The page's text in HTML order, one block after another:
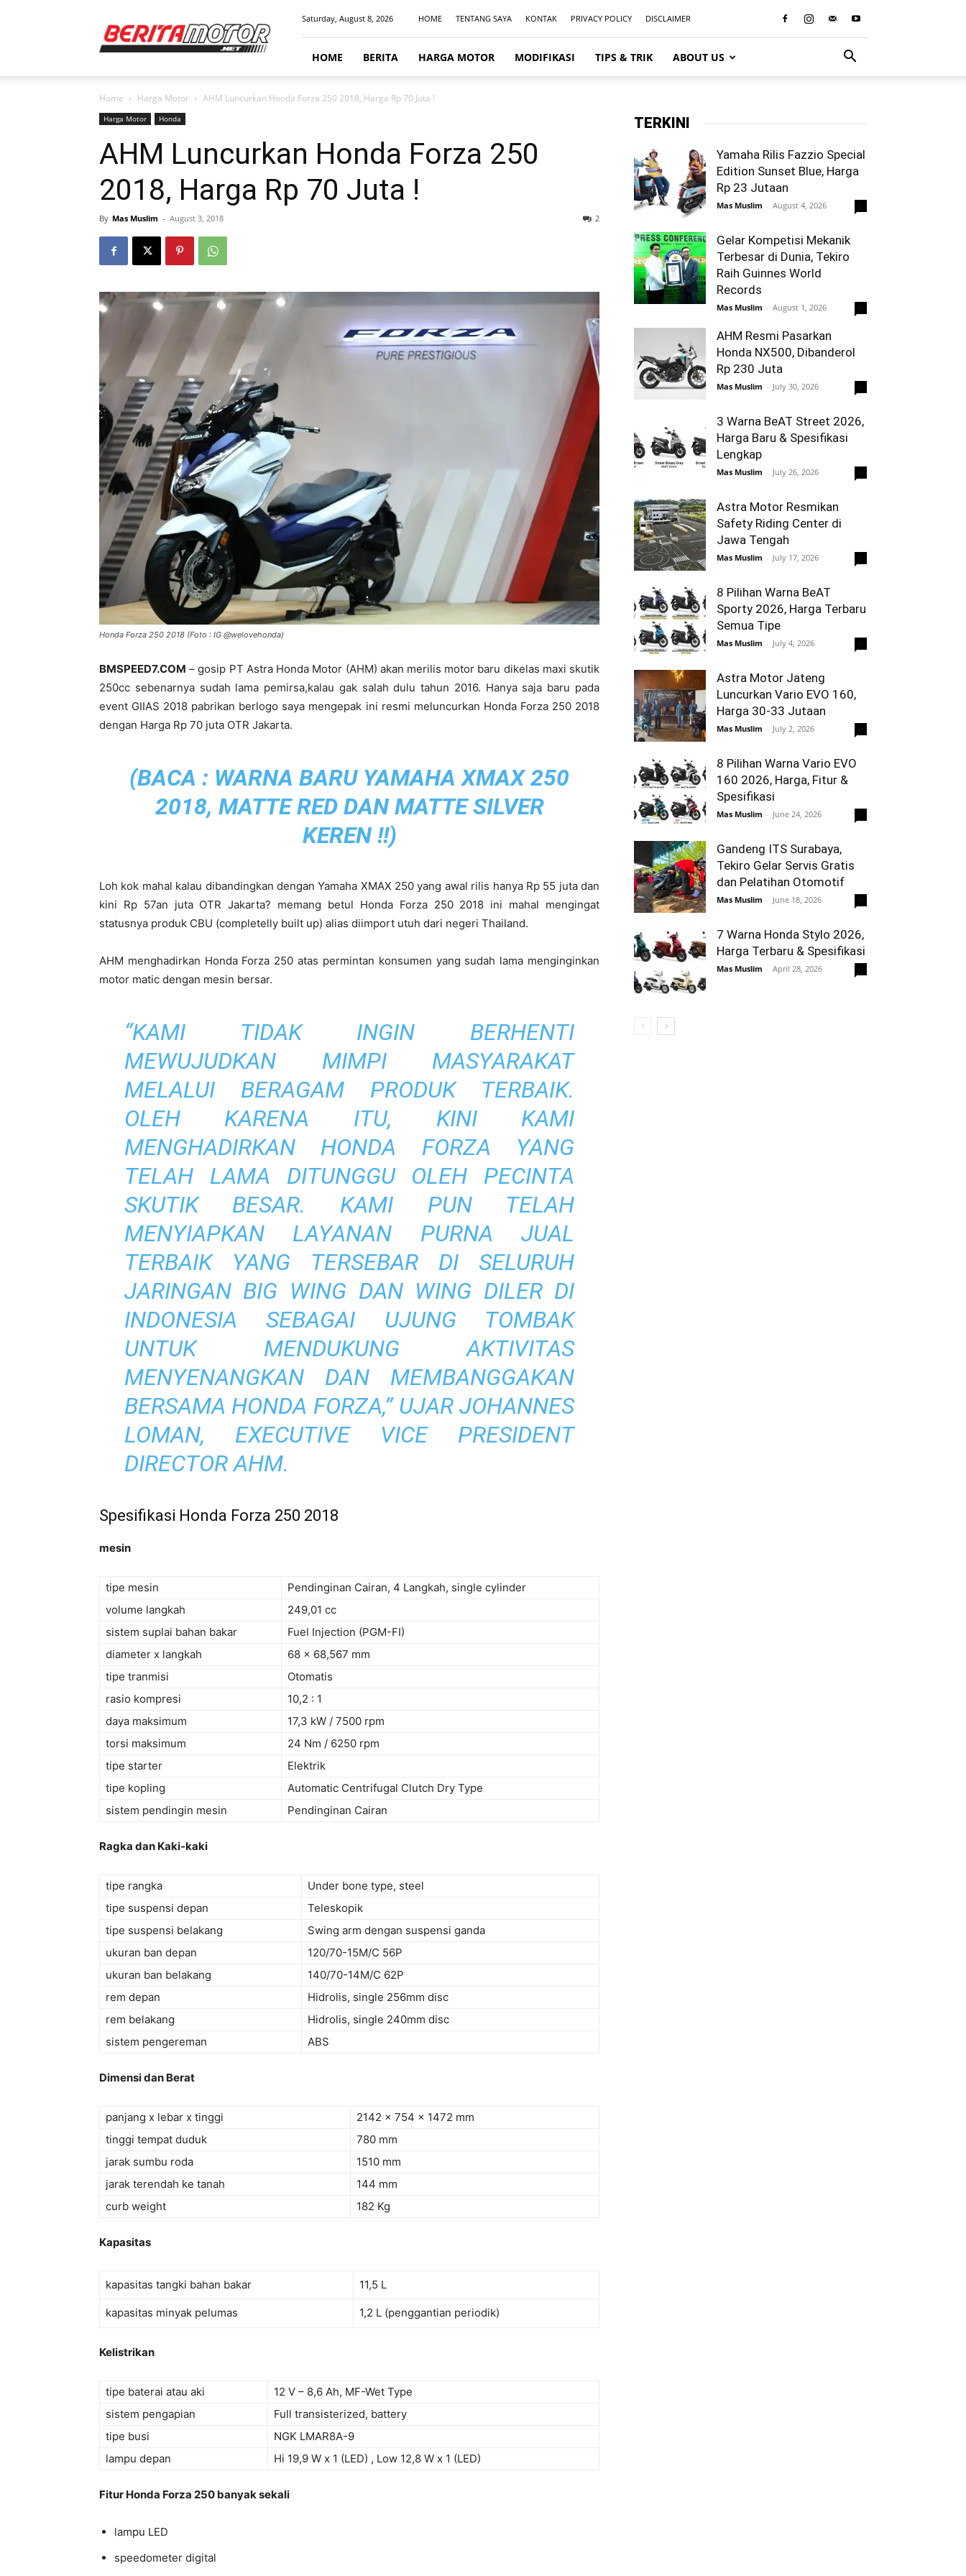
Saturday, August 8, 2026 HOME TENTANG SAYA KONTAK PRIVACY POLICY DISCLAIMER
HOME BERITA HARGA MOTOR MODIFIKASI TIPS & TRIK ABOUT US
Home Harga Motor AHM Luncurkan Honda Forza 250 2018, Harga Rp 70 Juta !
Harga Motor Honda
AHM Luncurkan Honda Forza 250
2018, Harga Rp 70 Juta !
By Mas Muslim - August 3, 2018 2
Honda Forza 250 2018 (Foto : IG @welovehonda)
BMSPEED7.COM – gosip PT Astra Honda Motor (AHM) akan merilis motor baru dikelas maxi skutik
250cc sebenarnya sudah lama pemirsa,kalau gak salah dulu tahun 2016. Hanya saja baru pada
event GIIAS 2018 pabrikan berlogo saya mengepak ini resmi meluncurkan Honda Forza 250 2018
dengan Harga Rp 70 juta OTR Jakarta.
(BACA : WARNA BARU YAMAHA XMAX 250
2018, MATTE RED DAN MATTE SILVER
KEREN !!)
Loh kok mahal kalau dibandingkan dengan Yamaha XMAX 250 yang awal rilis hanya Rp 55 juta dan
kini Rp 57an juta OTR Jakarta? memang betul Honda Forza 250 2018 ini mahal mengingat
statusnya produk CBU (completelly built up) alias diimport utuh dari negeri Thailand.
AHM menghadirkan Honda Forza 250 atas permintan konsumen yang sudah lama menginginkan
motor matic dengan mesin bersar.
“KAMI TIDAK INGIN BERHENTI
MEWUJUDKAN MIMPI MASYARAKAT
MELALUI BERAGAM PRODUK TERBAIK.
OLEH KARENA ITU, KINI KAMI
MENGHADIRKAN HONDA FORZA YANG
TELAH LAMA DITUNGGU OLEH PECINTA
SKUTIK BESAR. KAMI PUN TELAH
MENYIAPKAN LAYANAN PURNA JUAL
TERBAIK YANG TERSEBAR DI SELURUH
JARINGAN BIG WING DAN WING DILER DI
INDONESIA SEBAGAI UJUNG TOMBAK
UNTUK MENDUKUNG AKTIVITAS
MENYENANGKAN DAN MEMBANGGAKAN
BERSAMA HONDA FORZA,” UJAR JOHANNES
LOMAN, EXECUTIVE VICE PRESIDENT
DIRECTOR AHM.
Spesifikasi Honda Forza 250 2018
mesin
tipe mesin
Pendinginan Cairan, 4 Langkah, single cylinder
volume langkah
249,01 cc
sistem suplai bahan bakar
Fuel Injection (PGM-FI)
diameter x langkah
68 x 68,567 mm
tipe tranmisi
Otomatis
rasio kompresi
10,2 : 1
daya maksimum
17,3 kW / 7500 rpm
torsi maksimum
24 Nm / 6250 rpm
tipe starter
Elektrik
tipe kopling
Automatic Centrifugal Clutch Dry Type
sistem pendingin mesin
Pendinginan Cairan
Ragka dan Kaki-kaki
tipe rangka
Under bone type, steel
tipe suspensi depan
Teleskopik
tipe suspensi belakang
Swing arm dengan suspensi ganda
ukuran ban depan
120/70-15M/C 56P
ukuran ban belakang
140/70-14M/C 62P
rem depan
Hidrolis, single 256mm disc
rem belakang
Hidrolis, single 240mm disc
sistem pengereman
ABS
Dimensi dan Berat
panjang x lebar x tinggi
2142 x 754 x 1472 mm
tinggi tempat duduk
780 mm
jarak sumbu roda
1510 mm
jarak terendah ke tanah
144 mm
curb weight
182 Kg
Kapasitas
kapasitas tangki bahan bakar 11,5 L
kapasitas minyak pelumas 1,2 L (penggantian periodik)
Kelistrikan
tipe baterai atau aki
12 V – 8,6 Ah, MF-Wet Type
sistem pengapian
Full transisterized, battery
tipe busi
NGK LMAR8A-9
lampu depan
Hi 19,9 W x 1 (LED) , Low 12,8 W x 1 (LED)
Fitur Honda Forza 250 banyak sekali
lampu LED
speedometer digital
TERKINI
Yamaha Rilis Fazzio Special
Edition Sunset Blue, Harga
Rp 23 Jutaan
Mas Muslim - August 4, 2026
Gelar Kompetisi Mekanik
Terbesar di Dunia, Tekiro
Raih Guinnes World
Records
Mas Muslim - August 1, 2026
AHM Resmi Pasarkan
Honda NX500, Dibanderol
Rp 230 Juta
Mas Muslim - July 30, 2026
3 Warna BeAT Street 2026,
Harga Baru & Spesifikasi
Lengkap
Mas Muslim - July 26, 2026
Astra Motor Resmikan
Safety Riding Center di
Jawa Tengah
Mas Muslim - July 17, 2026
8 Pilihan Warna BeAT
Sporty 2026, Harga Terbaru
Semua Tipe
Mas Muslim - July 4, 2026
Astra Motor Jateng
Luncurkan Vario EVO 160,
Harga 30-33 Jutaan
Mas Muslim - July 2, 2026
8 Pilihan Warna Vario EVO
160 2026, Harga, Fitur &
Spesifikasi
Mas Muslim - June 24, 2026
Gandeng ITS Surabaya,
Tekiro Gelar Servis Gratis
dan Pelatihan Otomotif
Mas Muslim - June 18, 2026
7 Warna Honda Stylo 2026,
Harga Terbaru & Spesifikasi
Mas Muslim - April 28, 2026